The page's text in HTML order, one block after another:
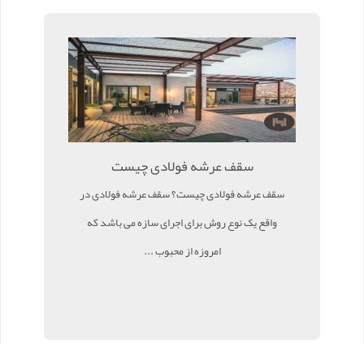
سقف عرشه فولادی چیست
سقف عرشه فولادی چیست؟ سقف عرشه فولادی در
واقع یک نوع روش برای اجرای سازه می باشد که
امروزه از محبوب ...